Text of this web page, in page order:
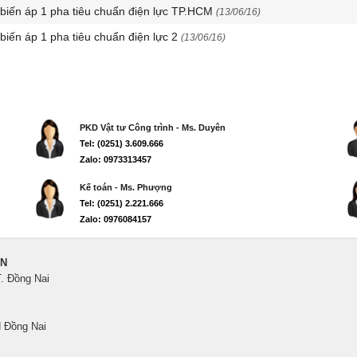
áp 1 pha tiêu chuẩn điện lực TP.HCM (13/06/16)
áp 1 pha tiêu chuẩn điện lực 2 (13/06/16)
PKD Vật tư Công trình - Ms. Duyên
Tel: (0251) 3.609.666
Zalo: 0973313457
Kế toán - Ms. Phượng
Tel: (0251) 2.221.666
Zalo: 0976084157
Đồng Nai
Đồng Nai